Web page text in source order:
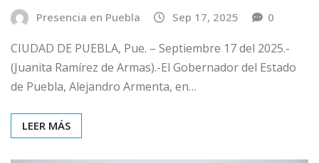
Presencia en Puebla Sep 17, 2025 0
CIUDAD DE PUEBLA, Pue. – Septiembre 17 del 2025.-
(Juanita Ramírez de Armas).-El Gobernador del Estado
de Puebla, Alejandro Armenta, en…
LEER MÁS